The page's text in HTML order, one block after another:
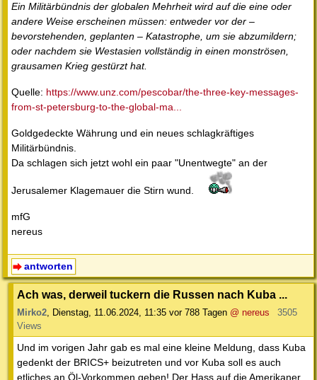
Ein Militärbündnis der globalen Mehrheit wird auf die eine oder
andere Weise erscheinen müssen: entweder vor der –
bevorstehenden, geplanten – Katastrophe, um sie abzumildern;
oder nachdem sie Westasien vollständig in einen monströsen,
grausamen Krieg gestürzt hat.
Quelle: https://www.unz.com/pescobar/the-three-key-messages-
from-st-petersburg-to-the-global-ma...
Goldgedeckte Währung und ein neues schlagkräftiges
Militärbündnis.
Da schlagen sich jetzt wohl ein paar "Unentwegte" an der
Jerusalemer Klagemauer die Stirn wund.
mfG
nereus
antworten
Ach was, derweil tuckern die Russen nach Kuba ...
Mirko2, Dienstag, 11.06.2024, 11:35 vor 788 Tagen @ nereus
3505
Views
Und im vorigen Jahr gab es mal eine kleine Meldung, dass Kuba
gedenkt der BRICS+ beizutreten und vor Kuba soll es auch
etliches an Öl-Vorkommen geben! Der Hass auf die Amerikaner